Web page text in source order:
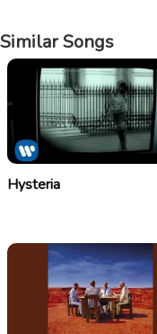
Similar Songs
Hysteria